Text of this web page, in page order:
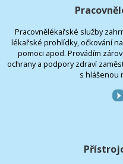
Pracovnělékařské služby
lékařské prohlídky, očkování
pomoci apod. Provádím
ochrany a podpory zdraví
s hlášenou